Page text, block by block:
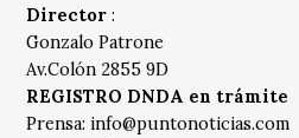
Director :
Gonzalo Patrone
Av.Colón 2855 9D
REGISTRO DNDA en trámite
Prensa: info@puntonoticias.com